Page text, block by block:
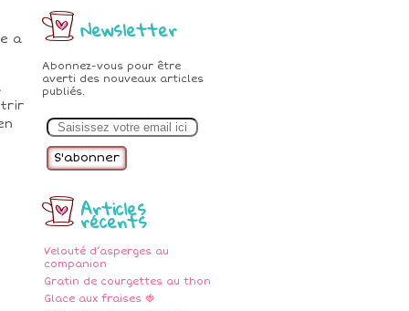
Newsletter
Abonnez-vous pour être
averti des nouveaux articles
publiés.
m
Articles
récents
Velouté d’asperges au
companion
Gratin de courgettes au thon
Glace aux fraises 🍓
a